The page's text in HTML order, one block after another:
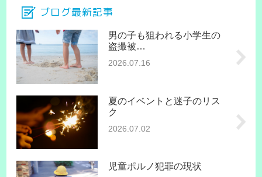
ブログ最新記事
男の子も狙われる小学生の
盗撮被…
2026.07.16
夏のイベントと迷子のリス
ク
2026.07.02
児童ポルノ犯罪の現状